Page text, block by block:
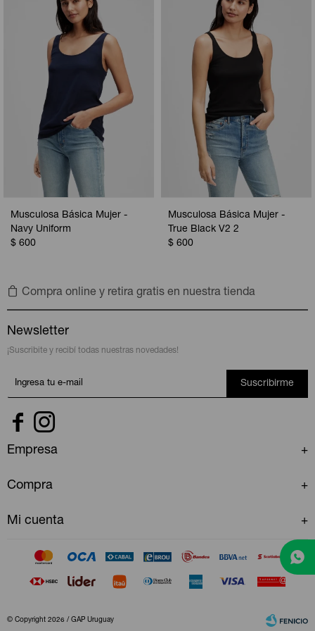
Musculosa Básica Mujer -
Navy Uniform
$ 600
Musculosa Básica Mujer -
True Black V2 2
$ 600
Compra online y retira gratis en nuestra tienda
Newsletter
¡Suscribite y recibí todas nuestras novedades!
Suscribirme
 
Empresa
Compra
Mi cuenta
© Copyright 2026 / GAP Uruguay
Camperas
Musculosas
Shorts
Vestidos y polleras
Pijamas
Camperas
Chalecos
Shorts
Ropa interior
Polos
Camperas
Chalecos
Ropa interior
Pijamas
Camperas
Pijamas
Sets